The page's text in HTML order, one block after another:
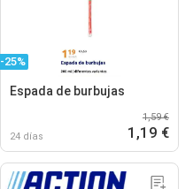
-25%
Espada de burbujas
24 días
1,59 €
1,19 €